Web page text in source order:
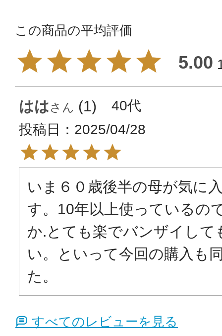
5.00
はは 1
40代
投稿日
2025/04/28
いま６０歳後半の母が気に
す。10年以上使っているの
か.とても楽でバンザイして
い。といって今回の購入も
た。
すべてのレビューを見る